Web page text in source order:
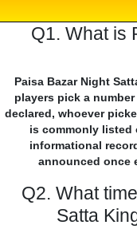
Q1. What is
Paisa Bazar Night
players pick a
declared, whoever
is commonly listed
informational
announced once
Q2. What
Satta